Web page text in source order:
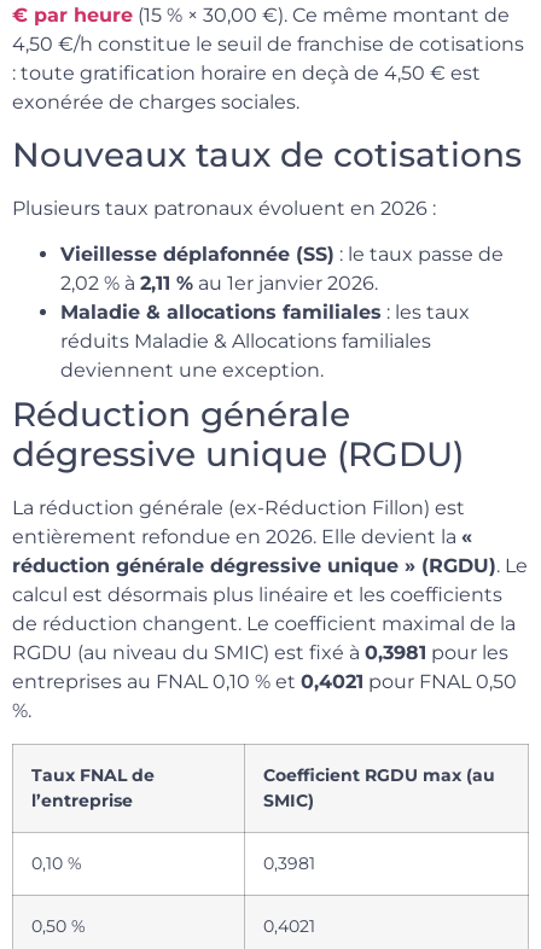
€ par heure (15 % × 30,00 €). Ce même montant de
4,50 €/h constitue le seuil de franchise de cotisations
: toute gratification horaire en deçà de 4,50 € est
exonérée de charges sociales.
Nouveaux taux de cotisations
Plusieurs taux patronaux évoluent en 2026 :
Vieillesse déplafonnée (SS) : le taux passe de
2,02 % à 2,11 % au 1er janvier 2026.
Maladie & allocations familiales : les taux
réduits Maladie & Allocations familiales
deviennent une exception.
Réduction générale
dégressive unique (RGDU)
La réduction générale (ex-Réduction Fillon) est
entièrement refondue en 2026. Elle devient la «
réduction générale dégressive unique » (RGDU). Le
calcul est désormais plus linéaire et les coefficients
de réduction changent. Le coefficient maximal de la
RGDU (au niveau du SMIC) est fixé à 0,3981 pour les
entreprises au FNAL 0,10 % et 0,4021 pour FNAL 0,50
%.
Taux FNAL de
l’entreprise
Coefficient RGDU max (au
SMIC)
0,10 % 0,3981
0,50 % 0,4021